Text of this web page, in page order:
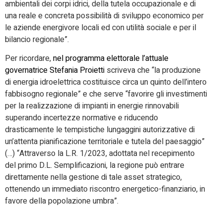
ambientali dei corpi idrici, della tutela occupazionale e di
una reale e concreta possibilità di sviluppo economico per
le aziende energivore locali ed con utilità sociale e per il
bilancio regionale”.
Per ricordare,nel programma elettorale l’attuale
governatrice Stefania Proietti scriveva che “la produzione
di energia idroelettrica costituisce circa un quinto dell’intero
fabbisogno regionale” e che serve “favorire gli investimenti
per la realizzazione di impianti in energie rinnovabili
superando incertezze normative e riducendo
drasticamente le tempistiche lungaggini autorizzative di
un’attenta pianificazione territoriale e tutela del paesaggio”
(…) “Attraverso la L.R. 1/2023, adottata nel recepimento
del primo D.L. Semplificazioni, la regione può entrare
direttamente nella gestione di tale asset strategico,
ottenendo un immediato riscontro energetico-finanziario, in
favore della popolazione umbra”.